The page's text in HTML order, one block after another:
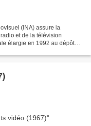
(INA) assure la
et de la télévision
élargie en 1992 au dépôt